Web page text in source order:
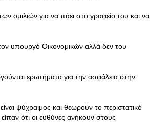
ομιλιών για να πάει στο γραφείο του και να
υπουργό Οικονομικών αλλά δεν του
ερωτήματα για την ασφάλεια στην
ψύχραιμος και θεωρούν το περιστατικό
ότι οι ευθύνες ανήκουν στους